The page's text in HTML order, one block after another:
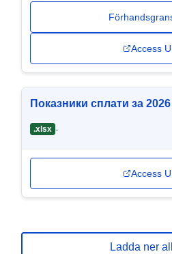
Access
Показники сплати за 2026
.xlsx -
Access
Ladda ner